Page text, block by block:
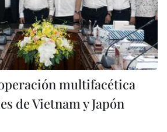
multifacética
de Vietnam y Japón